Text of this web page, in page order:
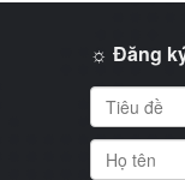
☼ Đăng